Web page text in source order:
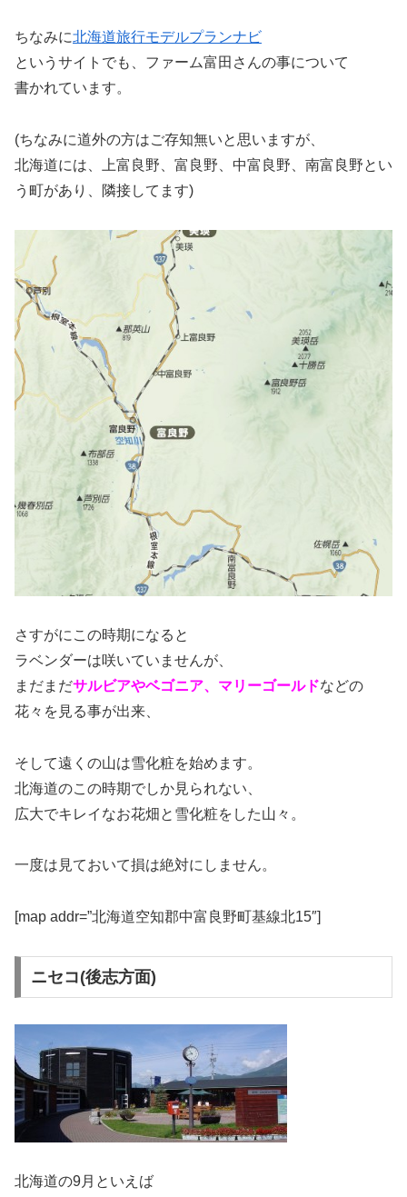
ちなみに北海道旅行モデルプランナビ
というサイトでも、ファーム富田さんの事について
書かれています。
(ちなみに道外の方はご存知無いと思いますが、
北海道には、上富良野、富良野、中富良野、南富良野とい
う町があり、隣接してます)
さすがにこの時期になると
ラベンダーは咲いていませんが、
まだまだサルビアやベゴニア、マリーゴールドなどの
花々を見る事が出来、
そして遠くの山は雪化粧を始めます。
北海道のこの時期でしか見られない、
広大でキレイなお花畑と雪化粧をした山々。
一度は見ておいて損は絶対にしません。
[map addr=”北海道空知郡中富良野町基線北15″]
ニセコ(後志方面)
北海道の9月といえば